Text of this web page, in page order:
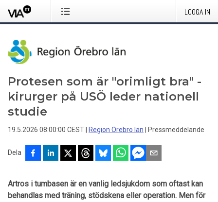
LOGGA IN
Protesen som är "orimligt bra" -
kirurger på USÖ leder nationell
studie
19.5.2026 08:00:00 CEST Region Örebro län Pressmeddelande
Dela
Artros i tumbasen är en vanlig ledsjukdom som oftast kan
behandlas med träning, stödskena eller operation. Men för